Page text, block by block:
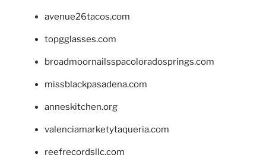
avenue26tacos.com
topgglasses.com
broadmoornailsspacoloradosprings.com
missblackpasadena.com
anneskitchen.org
valenciamarketytaqueria.com
reefrecordsllc.com